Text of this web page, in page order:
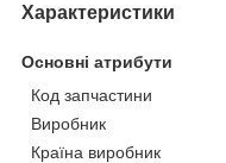
Характеристики
Основні атрибути
Код запчастини
Виробник
Країна виробник